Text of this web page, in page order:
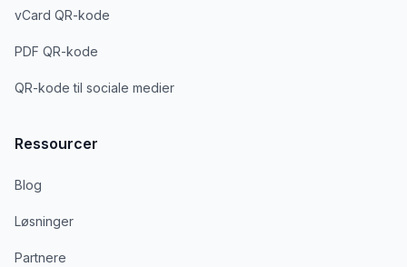
vCard QR-kode
PDF QR-kode
QR-kode til sociale medier
Ressourcer
Blog
Løsninger
Partnere